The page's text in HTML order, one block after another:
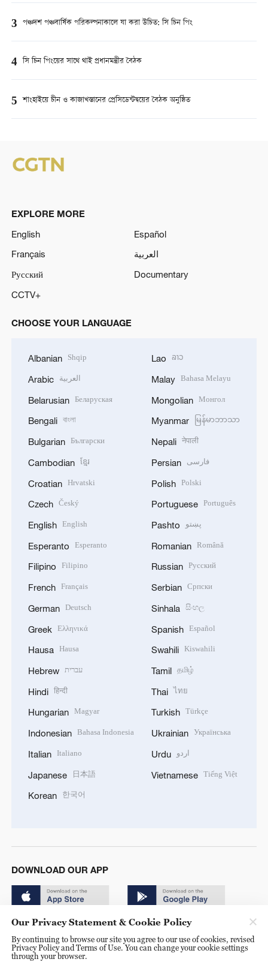
3 পঞ্চদশ পঞ্চবার্ষিক পরিকল্পনাকালে যা করা উচিত: সি চিন পিং
4 সি চিন পিংয়ের সাথে থাই প্রধানমন্ত্রীর বৈঠক
5 শাংহাইয়ে চীন ও কাজাখস্তানের প্রেসিডেন্টদ্বয়ের বৈঠক অনুষ্ঠিত
EXPLORE MORE
English
Español
Français
العربية
Русский
Documentary
CCTV+
CHOOSE YOUR LANGUAGE
Albanian Shqip
Arabic العربية
Belarusian Беларуская
Bengali বাংলা
Bulgarian Български
Cambodian ខ្មែរ
Croatian Hrvatski
Czech Český
English English
Esperanto Esperanto
Filipino Filipino
French Français
German Deutsch
Greek Ελληνικά
Hausa Hausa
Hebrew עברית
Hindi हिन्दी
Hungarian Magyar
Indonesian Bahasa Indonesia
Italian Italiano
Japanese 日本語
Korean 한국어
Lao ລາວ
Malay Bahasa Melayu
Mongolian Монгол
Myanmar မြန်မာဘာသာ
Nepali नेपाली
Persian فارسی
Polish Polski
Portuguese Português
Pashto پښتو
Romanian Română
Russian Русский
Serbian Српски
Sinhala සිංහල
Spanish Español
Swahili Kiswahili
Tamil தமிழ்
Thai ไทย
Turkish Türkçe
Ukrainian Українська
Urdu اردو
Vietnamese Tiếng Việt
DOWNLOAD OUR APP
© China Radio International.CRI. All Rights Reserved. 16A
Our Privacy Statement & Cookie Policy
By continuing to browse our site you agree to our use of cookies, revised
Privacy Policy and Terms of Use. You can change your cookie settings
through your browser.